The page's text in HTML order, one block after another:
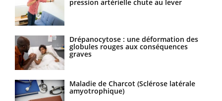
pression artérielle chute au lever
Drépanocytose : une déformation des
globules rouges aux conséquences
graves
Maladie de Charcot (Sclérose latérale
amyotrophique)